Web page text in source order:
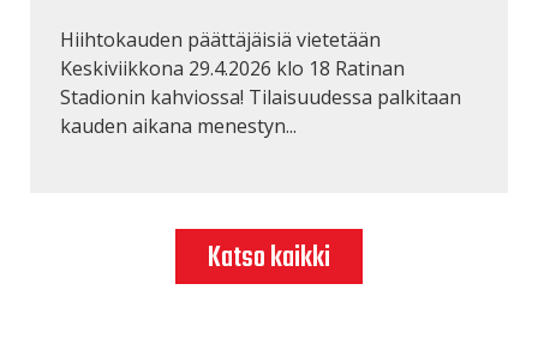
Hiihtokauden päättäjäisiä vietetään
Keskiviikkona 29.4.2026 klo 18 Ratinan
Stadionin kahviossa! Tilaisuudessa palkitaan
kauden aikana menestyn...
Katso kaikki